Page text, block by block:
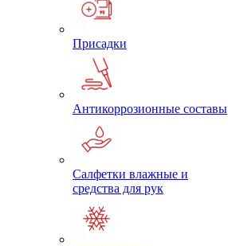
Присадки
Антикоррозионные составы
Салфетки влажные и
средства для рук